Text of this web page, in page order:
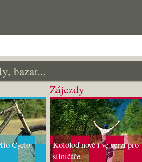
bazar...
Cyclo
Zájezdy
Kololoď nově i ve verzi pro
silničáře